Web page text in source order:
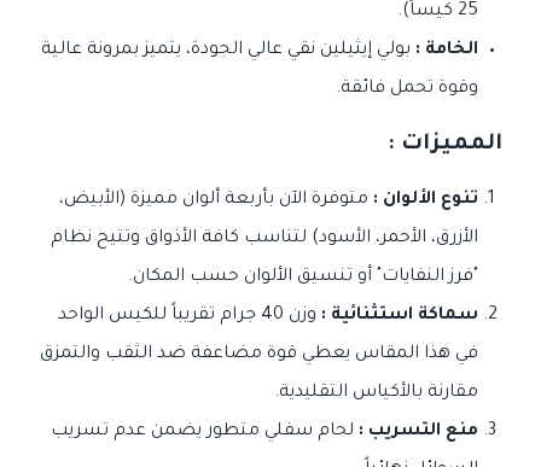
25 كيساً).
الخامة : بولي إيثيلين نقي عالي الجودة، يتميز بمرونة عالية
وقوة تحمل فائقة.
المميزات :
تنوع الألوان : متوفرة الآن بأربعة ألوان مميزة (الأبيض،
الأزرق، الأحمر، الأسود) لتناسب كافة الأذواق وتتيح نظام
"فرز النفايات" أو تنسيق الألوان حسب المكان.
سماكة استثنائية :
وزن 40 جرام تقريباً للكيس الواحد
في هذا المقاس يعطي قوة مضاعفة ضد الثقب والتمزق
مقارنة بالأكياس التقليدية.
منع التسريب : لحام سفلي متطور يضمن عدم تسريب